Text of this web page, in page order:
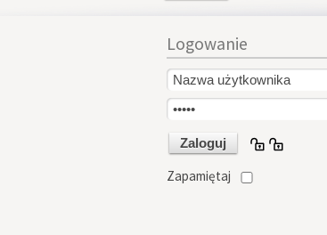
Logowanie
Zapamiętaj